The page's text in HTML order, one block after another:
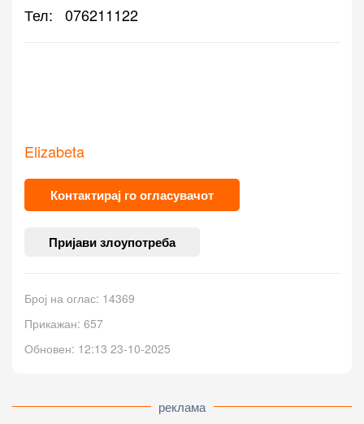
Тел:
076211122
Elizabeta
Контактирај го огласувачот
Пријави злоупотреба
Број на оглас: 14369
Прикажан: 657
Обновен: 12:13 23-10-2025
реклама